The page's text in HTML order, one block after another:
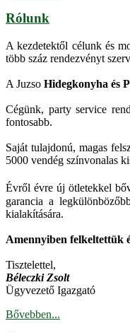
Rólunk
A kezdetektől célunk és
több száz rendezvényt
A Juzso Hidegkonyha és
Cégünk, party service
fontosabb.
Saját tulajdonú, magas
5000 vendég színvonalas
Évről évre új ötletekkel
garancia a
kialakítására.
Amennyiben felkeltettük
Tisztelettel,
Béleczki Zsolt
Ügyvezető Igazgató
Bővebben...